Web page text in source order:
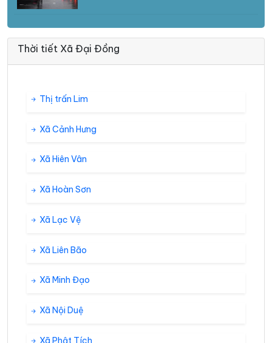
Thời tiết Xã Đại Đồng
Thị trấn Lim
Xã Cảnh Hưng
Xã Hiên Vân
Xã Hoàn Sơn
Xã Lạc Vệ
Xã Liên Bão
Xã Minh Đạo
Xã Nội Duệ
Xã Phật Tích